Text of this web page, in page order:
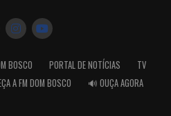
BOSCO PORTAL DE NOTÍCIAS
TV
A FM DOM BOSCO 🔊 OUÇA AGORA